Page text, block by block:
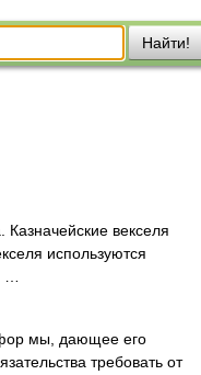
Найти!
векселя
используются
фор мы, дающее его
требовать от